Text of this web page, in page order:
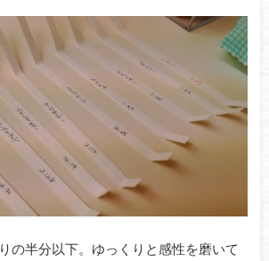
の半分以下。ゆっくりと感性を磨いて